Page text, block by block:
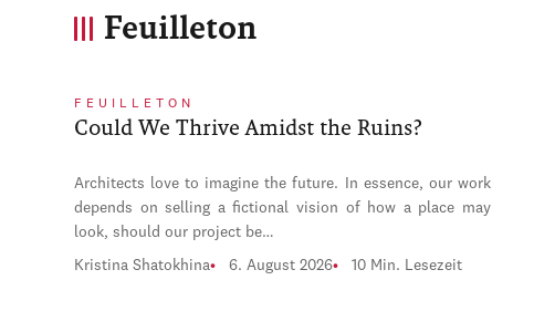
Feuilleton
FEUILLETON
Could We Thrive Amidst the Ruins?
Architects love to imagine the future. In essence, our work
depends on selling a fictional vision of how a place may
look, should our project be…
Kristina Shatokhina 6. August 2026 10 Min. Lesezeit